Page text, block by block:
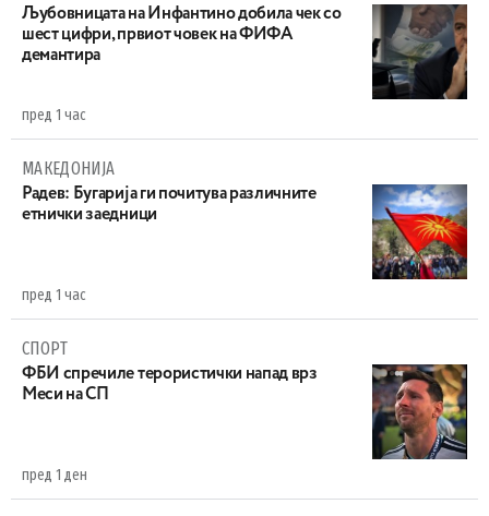
Љубовницата на Инфантино добила чек со
шест цифри, првиот човек на ФИФА
демантира
пред 1 час
МАКЕДОНИЈА
Радев: Бугарија ги почитува различните
етнички заедници
пред 1 час
СПОРТ
ФБИ спречиле терористички напад врз
Меси на СП
пред 1 ден